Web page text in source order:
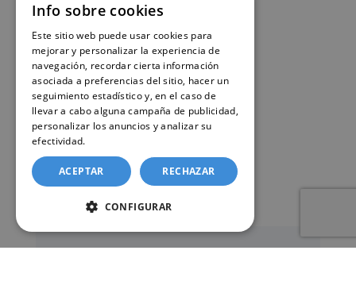
Info sobre cookies
Este sitio web puede usar cookies para
mejorar y personalizar la experiencia de
navegación, recordar cierta información
asociada a preferencias del sitio, hacer un
seguimiento estadístico y, en el caso de
llevar a cabo alguna campaña de publicidad,
personalizar los anuncios y analizar su
efectividad.
ACEPTAR RECHAZAR
CONFIGURAR